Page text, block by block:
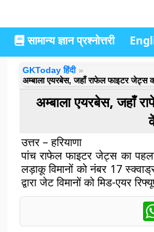
सामान्य ज्ञान प्रश्नोत्तरी
GKToday हिंदी
अम्बाला एयरबेस, जहाँ राफेल फाइटर जेट्स
अम्बाला एयरबेस, जहाँ
उत्तर – हरियाणा
पांच राफेल फाइटर जेट्स का
लड़ाकू विमानों को नंबर 17
द्वारा जेट विमानों को मिड-एयर